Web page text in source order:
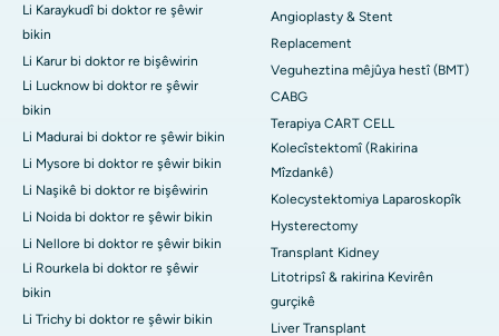
Li Karaykudî bi doktor re şêwir
bikin
Li Karur bi doktor re bişêwirin
Li Lucknow bi doktor re şêwir
bikin
Li Madurai bi doktor re şêwir bikin
Li Mysore bi doktor re şêwir bikin
Li Naşikê bi doktor re bişêwirin
Li Noida bi doktor re şêwir bikin
Li Nellore bi doktor re şêwir bikin
Li Rourkela bi doktor re şêwir
bikin
Li Trichy bi doktor re şêwir bikin
Angioplasty & Stent
Replacement
Veguheztina mêjûya hestî (BMT)
CABG
Terapiya CART CELL
Kolecîstektomî (Rakirina
Mîzdankê)
Kolecystektomiya Laparoskopîk
Hysterectomy
Transplant Kidney
Litotripsî & rakirina Kevirên
gurçikê
Liver Transplant